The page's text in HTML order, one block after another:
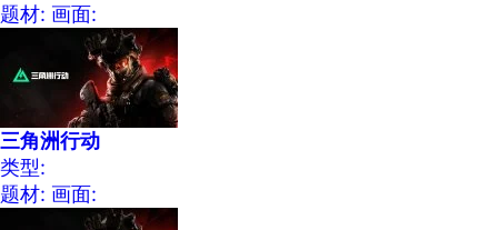
题材: 画面:
三角洲行动
类型:
题材: 画面: